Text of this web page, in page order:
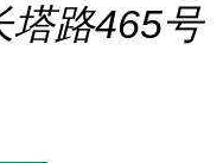
塔路465号